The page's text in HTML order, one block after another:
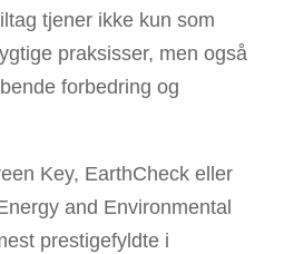
tjener ikke kun som
praksisser, men også
forbedring og
Key, EarthCheck eller
and Environmental
prestigefyldte i